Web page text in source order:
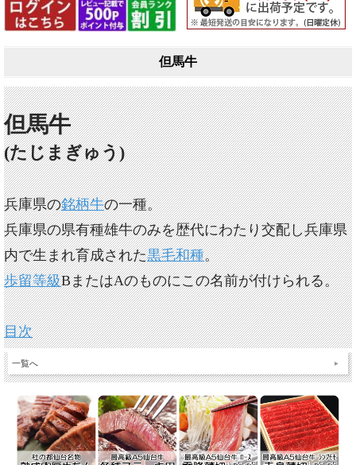
但馬牛
但馬牛
(たじまぎゅう)
兵庫県の銘柄牛の一種。
兵庫県の県有種雄牛のみを歴代にわたり交配し兵庫県
内で生まれ育成された黒毛和種。
歩留等級BまたはAのものにこの名前が付けられる。
目次
一覧へ